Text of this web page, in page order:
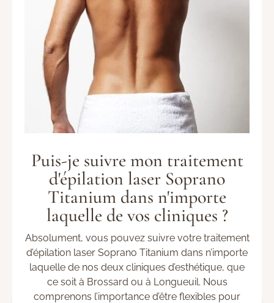
Puis-je suivre mon traitement
d'épilation laser Soprano
Titanium dans n'importe
laquelle de vos cliniques ?
Absolument, vous pouvez suivre votre traitement
d’épilation laser Soprano Titanium dans n’importe
laquelle de nos deux cliniques d’esthétique, que
ce soit à Brossard ou à Longueuil. Nous
comprenons l’importance d’être flexibles pour